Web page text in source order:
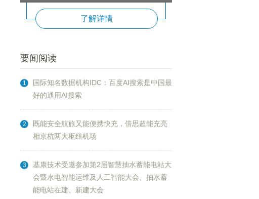
了解详情
要闻阅读
1
国际知名数据机构IDC：百度AI搜索是中国最
好的通用AI搜索
2
既能安全航旅又能便携快充，倍思超能充亮
相京杭两大枢纽机场
3
基康技术受邀参加第2届智慧抽水蓄能电站大
会暨水电智能运维及人工智能大会、抽水蓄
能电站在建、新建大会